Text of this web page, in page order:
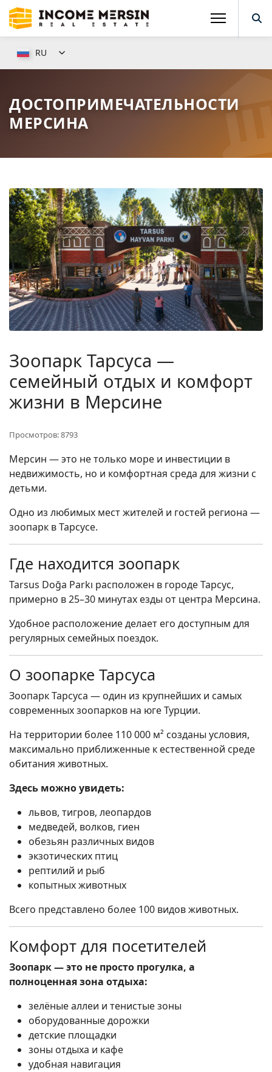
RU
ДОСТОПРИМЕЧАТЕЛЬНОСТИ
МЕРСИНА
Зоопарк Тарсуса —
семейный отдых и комфорт
жизни в Мерсине
Просмотров: 8793
Мерсин — это не только море и инвестиции в
недвижимость, но и комфортная среда для жизни с
детьми.
Одно из любимых мест жителей и гостей региона —
зоопарк в Тарсусе.
Где находится зоопарк
Tarsus Doğa Parkı расположен в городе Тарсус,
примерно в 25–30 минутах езды от центра Мерсина.
Удобное расположение делает его доступным для
регулярных семейных поездок.
О зоопарке Тарсуса
Зоопарк Тарсуса — один из крупнейших и самых
современных зоопарков на юге Турции.
На территории более 110 000 м² созданы условия,
максимально приближенные к естественной среде
обитания животных.
Здесь можно увидеть:
львов, тигров, леопардов
медведей, волков, гиен
обезьян различных видов
экзотических птиц
рептилий и рыб
копытных животных
Всего представлено более 100 видов животных.
Комфорт для посетителей
Зоопарк — это не просто прогулка, а
полноценная зона отдыха:
зелёные аллеи и тенистые зоны
оборудованные дорожки
детские площадки
зоны отдыха и кафе
удобная навигация